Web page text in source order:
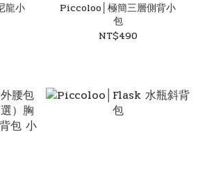
龍小
Piccoloo│極簡三層側背小
包
NT$490